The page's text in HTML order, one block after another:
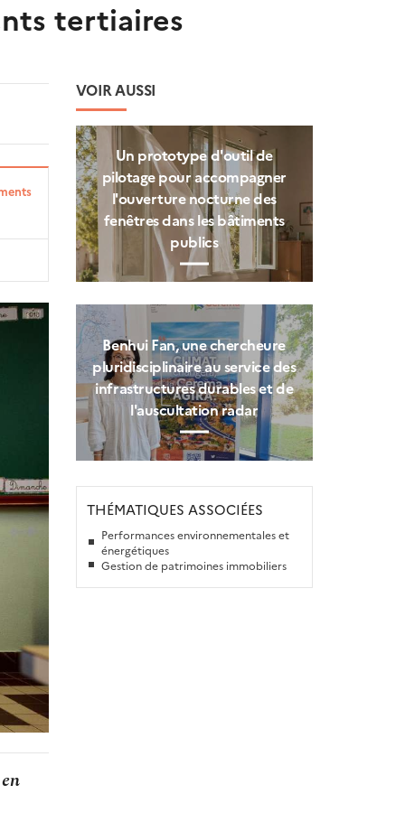
tertiaires
VOIR AUSSI
Un prototype d'outil de
pilotage pour accompagner
l'ouverture nocturne des
fenêtres dans les bâtiments
publics
Benhui Fan, une chercheure
pluridisciplinaire au service des
infrastructures durables et de
l'auscultation radar
THÉMATIQUES ASSOCIÉES
Performances environnementales et
énergétiques
Gestion de patrimoines immobiliers